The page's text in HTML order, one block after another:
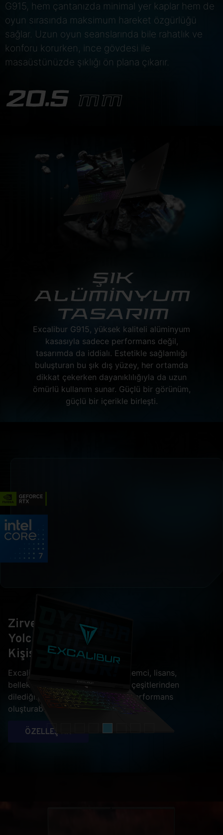
G915, hem çantanızda minimal yer kaplar hem de
oyun sırasında maksimum hareket özgürlüğü
sağlar. Uzun oyun seanslarında bile rahatlık ve
konforu korurken, ince gövdesi ile
masaüstünüzde şıklığı ön plana çıkarır.
20.5 MM
ŞIK
ALÜMİNYUM
TASARIM
Excalibur G915, yüksek kaliteli alüminyum
kasasıyla sadece performans değil,
tasarımda da iddialı. Estetikle sağlamlığı
buluşturan bu şık dış yüzey, her ortamda
dikkat çekerken dayanıklılığıyla da uzun
ömürlü kullanım sunar. Güçlü bir görünüm,
güçlü bir içerikle birleşti.
Zirve
Yolculuğunuzu
Kişiselleştirin
Excalibur G915 ile ekran kartı, işlemci, lisans,
bellek, depolama ve hatta ekran çeşitlerinden
dilediğini seçip kendine özel bir performans
oluşturabilirsiniz.
ÖZELLEŞTİR